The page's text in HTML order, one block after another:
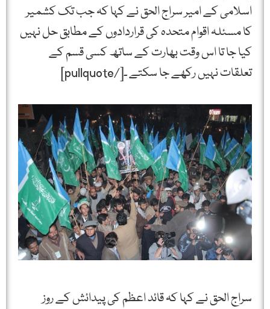
اسلامی کے امیر سراج الحق نے کہا کہ جب تک کشمیر
کا مسئلہ اقوام متحدہ کی قراردادوں کے مطابق حل نہیں
کیا جا تا اس وقت بھارت کے ساتھ کسی قسم کے
تعلقات نہیں رکھے جا سکتے ۔[/pullquote]
سراج الحق نے کہا کہ قائد اعظم کی پیدائش کے روز